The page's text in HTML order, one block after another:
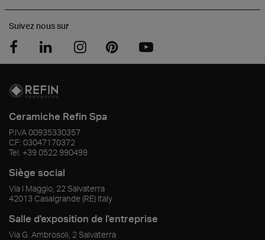
Suivez nous sur
Ceramiche Refin Spa
P.IVA00935330357
CF: 03047170372
Tel. +39 0522 990499
Siège social
Via I Maggio, 22 Salvaterra
42013 Casalgrande (RE) Italy
Salle d'exposition de l'entreprise
Via G. Ambrosoli, 2 Salvaterra